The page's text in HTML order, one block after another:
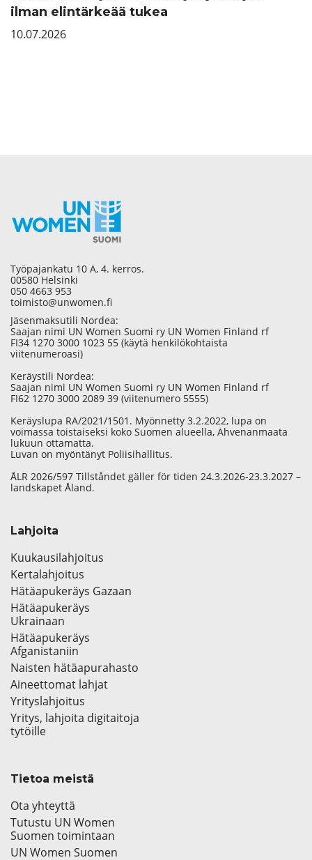
ilman elintärkeää tukea
10.07.2026
Työpajankatu 10 A, 4. kerros.
00580 Helsinki
050 4663 953
toimisto@unwomen.fi
Jäsenmaksutili Nordea:
Saajan nimi UN Women Suomi ry UN Women Finland rf
FI34 1270 3000 1023 55 (käytä henkilökohtaista
viitenumeroasi)
Keräystili Nordea:
Saajan nimi UN Women Suomi ry UN Women Finland rf
FI62 1270 3000 2089 39 (viitenumero 5555)
Keräyslupa RA/2021/1501. Myönnetty 3.2.2022, lupa on
voimassa toistaiseksi koko Suomen alueella, Ahvenanmaata
lukuun ottamatta.
Luvan on myöntänyt Poliisihallitus.
ÅLR 2026/597 Tillståndet gäller för tiden 24.3.2026-23.3.2027 –
landskapet Åland.
Lahjoita
Kuukausilahjoitus
Kertalahjoitus
Hätäapukeräys Gazaan
Hätäapukeräys
Ukrainaan
Hätäapukeräys
Afganistaniin
Naisten hätäapurahasto
Aineettomat lahjat
Yrityslahjoitus
Yritys, lahjoita digitaitoja
tytöille
Tietoa meistä
Ota yhteyttä
Tutustu UN Women
Suomen toimintaan
UN Women Suomen